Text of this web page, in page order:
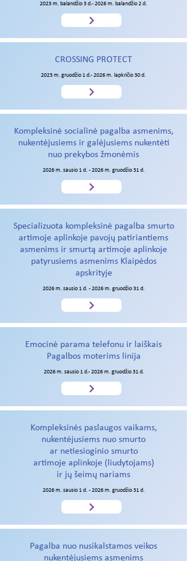
2023 m. balandžio 3 d.- 2026 m. balandžio 2 d.
CROSSING PROTECT
2023 m. gruodžio 1 d.- 2026 m. lapkričio 30 d.
Kompleksinė socialinė pagalba asmenims,
nukentėjusiems ir galėjusiems nukentėti
nuo prekybos žmonėmis
2026 m. sausio 1 d. - 2026 m. gruodžio 31 d.
Specializuota kompleksinė pagalba smurto
artimoje aplinkoje pavojų patiriantiems
asmenims ir smurtą artimoje aplinkoje
patyrusiems asmenims Klaipėdos
apskrityje
2026 m. sausio 1 d. - 2026 m. gruodžio 31 d.
Emocinė parama telefonu ir laiškais
Pagalbos moterims linija
2026 m. sausio 1 d.- 2026 m. gruodžio 31 d.
Kompleksinės paslaugos vaikams,
nukentėjusiems nuo smurto
ar netiesioginio smurto
artimoje aplinkoje (liudytojams)
ir jų šeimų nariams
2026 m. sausio 1 d. - 2026 m. gruodžio 31 d.
Pagalba nuo nusikalstamos veikos
nukentėjusiems asmenims